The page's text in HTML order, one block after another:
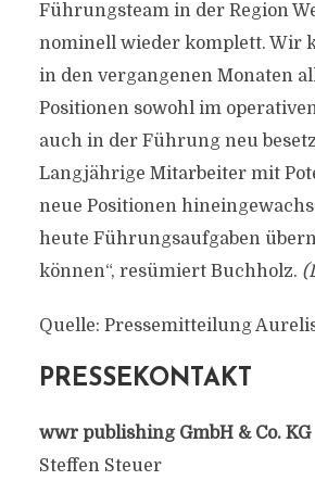
Führungsteam in der Region
nominell wieder komplett. Wir
in den vergangenen Monaten
Positionen sowohl im
auch in der Führung neu
Langjährige Mitarbeiter mit
neue Positionen
heute Führungsaufgaben
können“, resümiert Buchholz.
Quelle: Pressemitteilung
PRESSEKONTAKT
wwr publishing GmbH & Co. KG
Steffen Steuer